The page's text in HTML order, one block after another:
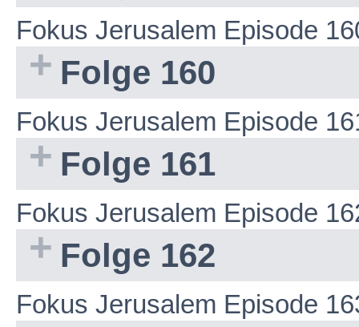
Fokus Jerusalem Episode
Folge 160
Fokus Jerusalem Episode
Folge 161
Fokus Jerusalem Episode
Folge 162
Fokus Jerusalem Episode